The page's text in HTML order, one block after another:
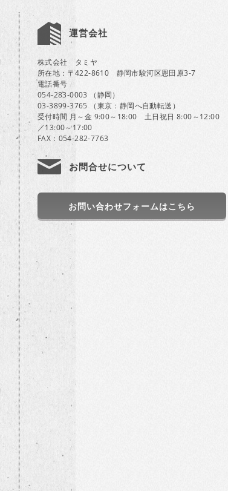
運営会社
株式会社 タミヤ
所在地：〒422-8610 静岡市駿河区恩田原3-7
電話番号
054-283-0003 （静岡）
03-3899-3765 （東京：静岡へ自動転送）
受付時間 月～金 9:00～18:00 土日祝日 8:00～12:00
／13:00～17:00
FAX：054-282-7763
お問合せについて
お問い合わせフォームはこちら